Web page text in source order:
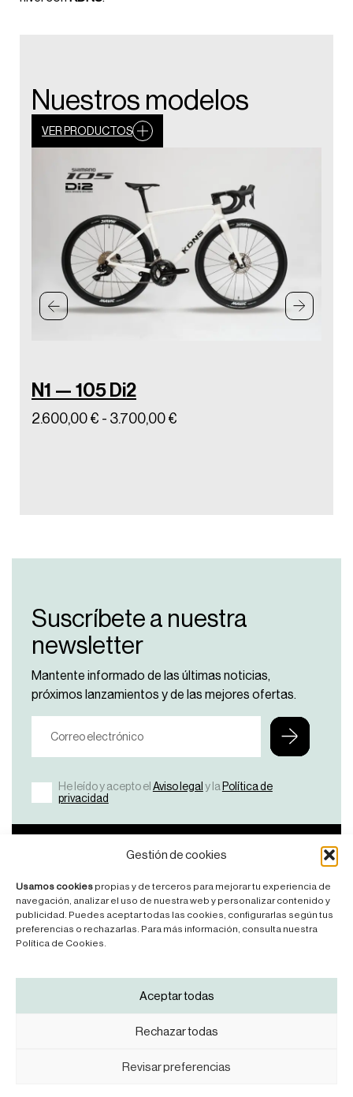
Gestión de cookies
Usamos cookies propias y de terceros para mejorar tu experiencia de
navegación, analizar el uso de nuestra web y personalizar contenido y
publicidad. Puedes aceptar todas las cookies, configurarlas según tus
preferencias o rechazarlas. Para más información, consulta nuestra
Política de Cookies.
Aceptar todas
Rechazar todas
Revisar preferencias
Nuestros modelos
VER PRODUCTOS
N1 — 105 Di2
2.600,00 € - 3.700,00 €
Suscríbete a nuestra
newsletter
Mantente informado de las últimas noticias,
próximos lanzamientos y de las mejores ofertas.
He leído y acepto el Aviso legal y la Política de
privacidad
Todas
Road
Mountainbike
qué
KDNS?
Manifesto
Manuales
Legales
Contacto
Síguenos
Política de privacidad
Política de cookies